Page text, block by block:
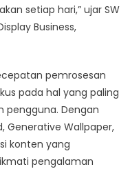
setiap hari,” ujar SW
Business,
pemrosesan
pada hal yang paling
pengguna. Dengan
Generative Wallpaper,
konten yang
pengalaman